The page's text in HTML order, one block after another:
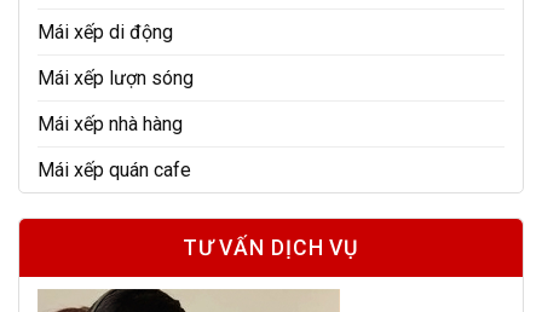
Mái xếp di động
Mái xếp lượn sóng
Mái xếp nhà hàng
Mái xếp quán cafe
TƯ VẤN DỊCH VỤ